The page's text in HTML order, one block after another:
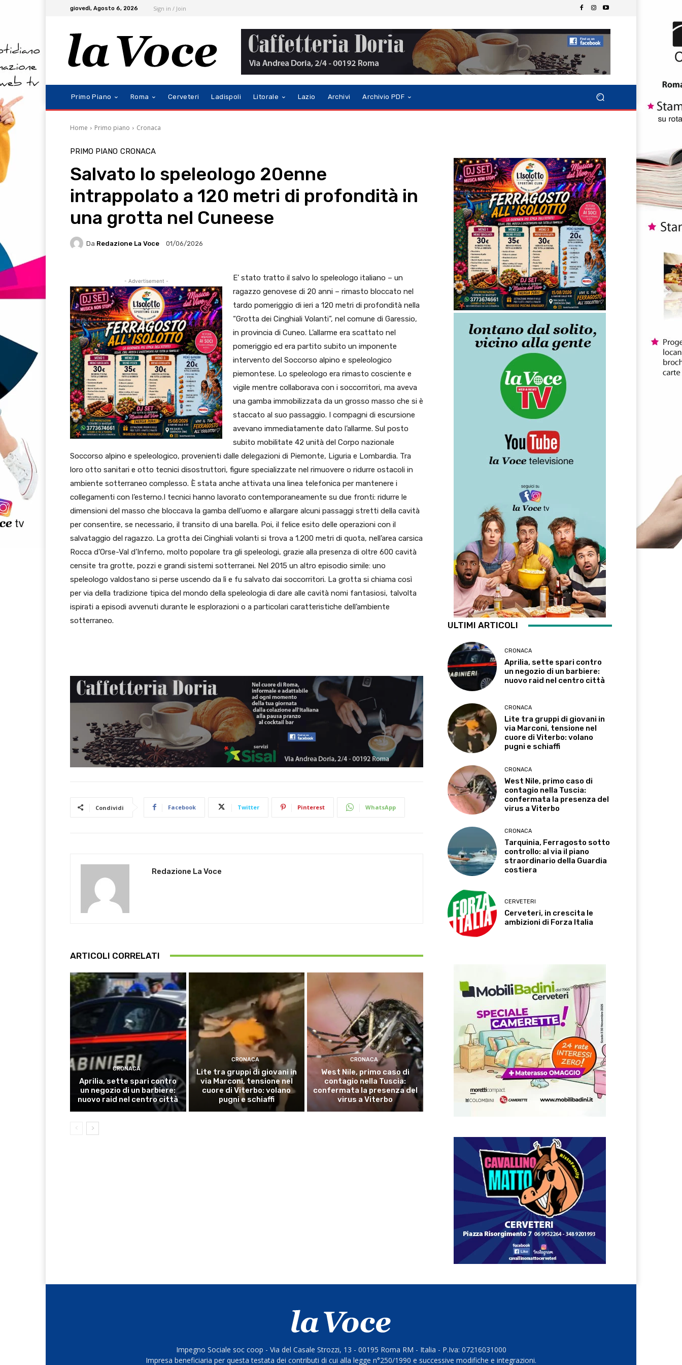
giovedì, Agosto 6, 2026 Sign in / Join
Primo Piano Roma Cerveteri Ladispoli Litorale Lazio Archivi Archivio PDF
Home Primo piano Cronaca
PRIMO PIANO CRONACA
Salvato lo speleologo 20enne
intrappolato a 120 metri di profondità in
una grotta nel Cuneese
Da Redazione La Voce 01/06/2026
- Advertisement -
E’ stato tratto il salvo lo speleologo italiano – un
ragazzo genovese di 20 anni – rimasto bloccato nel
tardo pomeriggio di ieri a 120 metri di profondità nella
“Grotta dei Cinghiali Volanti”, nel comune di Garessio,
in provincia di Cuneo. L’allarme era scattato nel
pomeriggio ed era partito subito un imponente
intervento del Soccorso alpino e speleologico
piemontese. Lo speleologo era rimasto cosciente e
vigile mentre collaborava con i soccorritori, ma aveva
una gamba immobilizzata da un grosso masso che si è
staccato al suo passaggio. I compagni di escursione
avevano immediatamente dato l’allarme. Sul posto
subito mobilitate 42 unità del Corpo nazionale
Soccorso alpino e speleologico, provenienti dalle delegazioni di Piemonte, Liguria e Lombardia. Tra
loro otto sanitari e otto tecnici disostruttori, figure specializzate nel rimuovere o ridurre ostacoli in
ambiente sotterraneo complesso. È stata anche attivata una linea telefonica per mantenere i
collegamenti con l’esterno.I tecnici hanno lavorato contemporaneamente su due fronti: ridurre le
dimensioni del masso che bloccava la gamba dell’uomo e allargare alcuni passaggi stretti della cavità
per consentire, se necessario, il transito di una barella. Poi, il felice esito delle operazioni con il
salvataggio del ragazzo. La grotta dei Cinghiali volanti si trova a 1.200 metri di quota, nell’area carsica
Rocca d’Orse-Val d’Inferno, molto popolare tra gli speleologi, grazie alla presenza di oltre 600 cavità
censite tra grotte, pozzi e grandi sistemi sotterranei. Nel 2015 un altro episodio simile: uno
speleologo valdostano si perse uscendo da lì e fu salvato dai soccorritori. La grotta si chiama così
per via della tradizione tipica del mondo della speleologia di dare alle cavità nomi fantasiosi, talvolta
ispirati a episodi avvenuti durante le esplorazioni o a particolari caratteristiche dell’ambiente
sotterraneo.
Condividi Facebook Twitter Pinterest WhatsApp
Redazione La Voce
ARTICOLI CORRELATI
CRONACA
Aprilia, sette spari contro
un negozio di un barbiere:
nuovo raid nel centro città
CRONACA
Lite tra gruppi di giovani in
via Marconi, tensione nel
cuore di Viterbo: volano
pugni e schiaffi
CRONACA
West Nile, primo caso di
contagio nella Tuscia:
confermata la presenza del
virus a Viterbo
ULTIMI ARTICOLI
CRONACA
Aprilia, sette spari contro
un negozio di un barbiere:
nuovo raid nel centro città
CRONACA
Lite tra gruppi di giovani in
via Marconi, tensione nel
cuore di Viterbo: volano
pugni e schiaffi
CRONACA
West Nile, primo caso di
contagio nella Tuscia:
confermata la presenza del
virus a Viterbo
CRONACA
Tarquinia, Ferragosto sotto
controllo: al via il piano
straordinario della Guardia
costiera
CERVETERI
Cerveteri, in crescita le
ambizioni di Forza Italia
Impegno Sociale soc coop - Via del Casale Strozzi, 13 - 00195 Roma RM - Italia - P.Iva: 07216031000
Impresa beneficiaria per questa testata dei contributi di cui alla legge n°250/1990 e successive modifiche e integrazioni.